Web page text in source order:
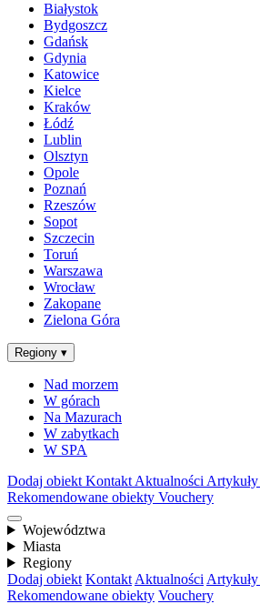
Białystok
Bydgoszcz
Gdańsk
Gdynia
Katowice
Kielce
Kraków
Łódź
Lublin
Olsztyn
Opole
Poznań
Rzeszów
Sopot
Szczecin
Toruń
Warszawa
Wrocław
Zakopane
Zielona Góra
Regiony ▾
Nad morzem
W górach
Na Mazurach
W zabytkach
W SPA
Dodaj obiekt Kontakt Aktualności
Rekomendowane obiekty Vouchery
Województwa
Miasta
Regiony
Dodaj obiekt Kontakt Aktualności
Rekomendowane obiekty Vouchery